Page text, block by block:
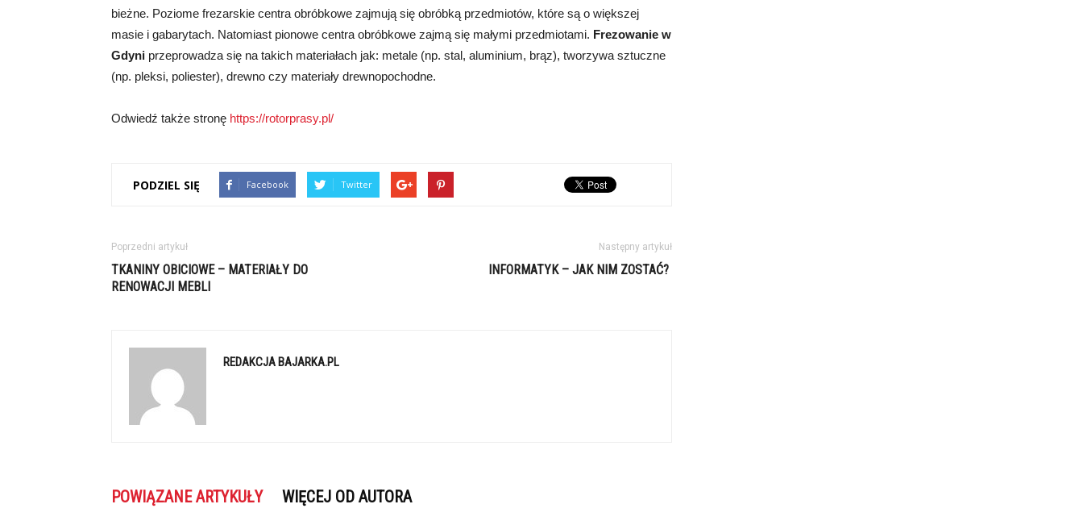
bieżne. Poziome frezarskie centra obróbkowe zajmują się obróbką przedmiotów, które są o większej
masie i gabarytach. Natomiast pionowe centra obróbkowe zajmą się małymi przedmiotami. Frezowanie w
Gdyni przeprowadza się na takich materiałach jak: metale (np. stal, aluminium, brąz), tworzywa sztuczne
(np. pleksi, poliester), drewno czy materiały drewnopochodne.
Odwiedź także stronę https://rotorprasy.pl/
PODZIEL SIĘ Facebook Twitter
Poprzedni artykuł
TKANINY OBICIOWE – MATERIAŁY DO
RENOWACJI MEBLI
Następny artykuł
INFORMATYK – JAK NIM ZOSTAĆ?
REDAKCJA BAJARKA.PL
POWIĄZANE ARTYKUŁY WIĘCEJ OD AUTORA